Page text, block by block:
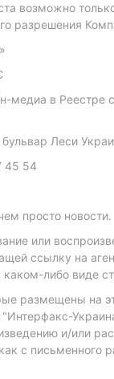
возможно
разрешения
медиа в Реестре
Леси
45 54
просто новости.
или
ссылку на
каком-либо виде
размещены на
"Интерфакс-
и/или
с письменного